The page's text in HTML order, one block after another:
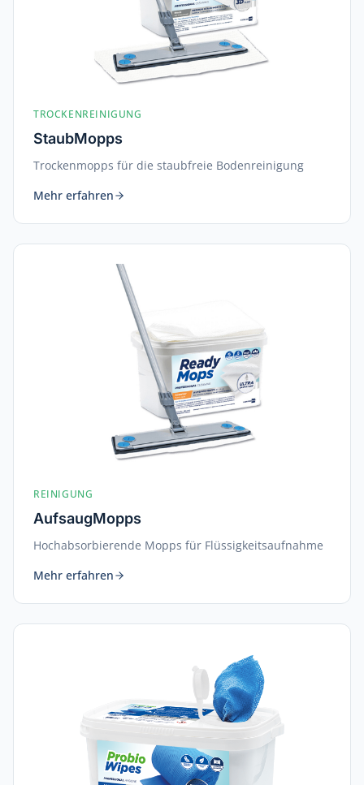
TROCKENREINIGUNG
StaubMopps
Trockenmopps für die staubfreie Bodenreinigung
Mehr erfahren
REINIGUNG
AufsaugMopps
Hochabsorbierende Mopps für Flüssigkeitsaufnahme
Mehr erfahren